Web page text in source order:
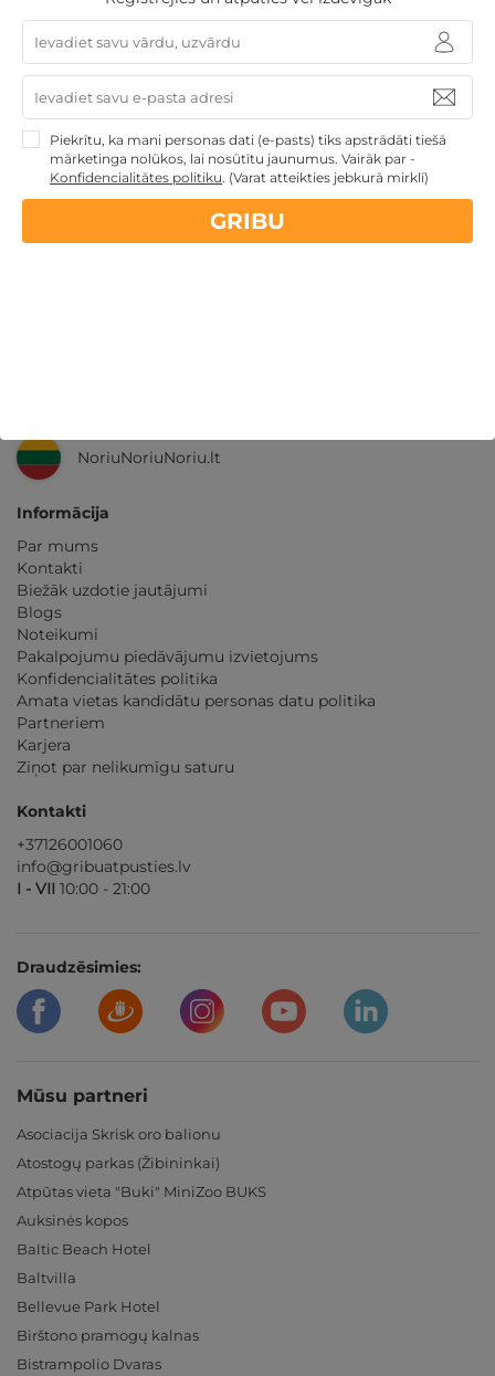
Nekādasapkalpošanas un administrācijasmaksas
naudas atmaksas garantija
Kvalitatīva klientuapkalpošana
GribuAtpusties.lvizmēģināts
NoriuNoriuNoriu.lt
Informācija
Par mums
Kontakti
Biežāk uzdotie jautājumi
Blogs
Noteikumi
Pakalpojumu piedāvājumu izvietojums
Konfidencialitātes politika
Amata vietas kandidātu personas datu politika
Partneriem
Karjera
Ziņot par nelikumīgu saturu
Kontakti
+37126001060
info@gribuatpusties.lv
I - VII 10:00 - 21:00
Draudzēsimies:
Mūsu partneri
Asociacija Skrisk oro balionu
Atostogų parkas (Žibininkai)
Atpūtas vieta "Buki" MiniZoo BUKS
Auksinės kopos
Baltic Beach Hotel
Baltvilla
Bellevue Park Hotel
Birštono pramogų kalnas
Bistrampolio Dvaras
Piekrītu, ka mani personas dati (e-pasts) tiks apstrādāti tiešā
mārketinga nolūkos, lai nosūtītu jaunumus. Vairāk par -
Konfidencialitātes politiku. (Varat atteikties jebkurā mirklī)
GRIBU